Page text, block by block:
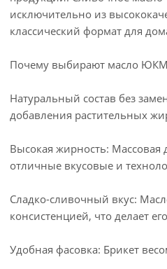
исключительно из
классический формат для
Почему выбирают масло
Натуральный состав без
добавления растительных
Высокая жирность: Массовая
отличные вкусовые и
Сладко-сливочный вкус:
консистенцией, что делает
Удобная фасовка: Брикет